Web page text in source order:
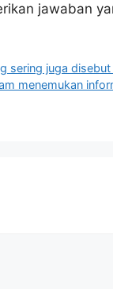
jawaban
sering juga disebut
menemukan